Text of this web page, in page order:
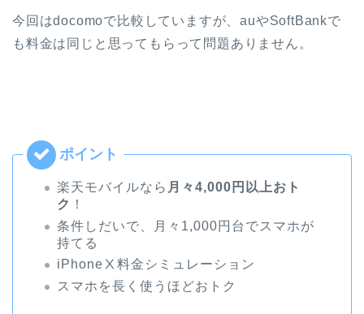
今回はdocomoで比較していますが、auやSoftBankで
も料金は同じと思ってもらって問題ありません。
楽天モバイルなら 月々4,000円以上おト
ク ！
条件しだいで、月々1,000円台でスマホが
持てる
iPhoneⅩ料金シミュレーション
スマホを長く使うほどおトク